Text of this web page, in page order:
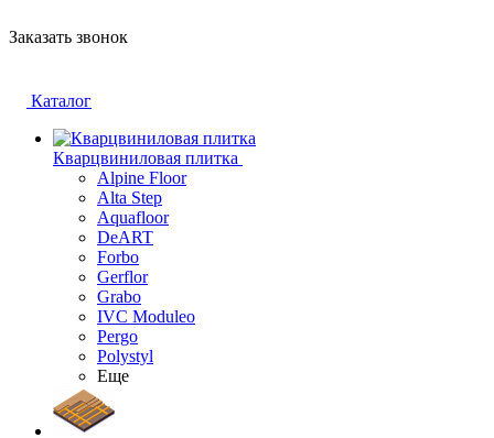
Заказать звонок
Каталог
Кварцвиниловая плитка
Alpine Floor
Alta Step
Aquafloor
DeART
Forbo
Gerflor
Grabo
IVC Moduleo
Pergo
Polystyl
Еще